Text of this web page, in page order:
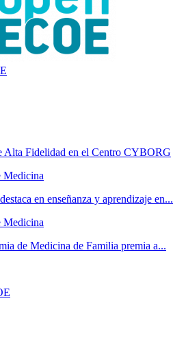
Alta Fidelidad en el Centro CYBORG
Medicina
en enseñanza y aprendizaje en...
Medicina
de Medicina de Familia premia a...